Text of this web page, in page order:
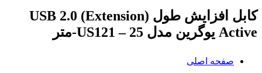
کابل افزایش طول (Extension) USB 2.0
Active یوگرین مدل US121 – 25-متر
صفحه اصلی